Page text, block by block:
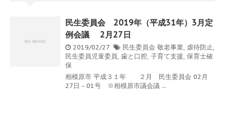
民生委員会 2019年（平成31年）3月定
例会議 2月27日
2019/02/27 民生委員会 敬老事業, 虐待防止,
民生委員児童委員, 歯と口腔, 子育て支援, 保育士確
保
相模原市 平成３１年 ２月 民生委員会 02月
27日－01号 ※相模原市議会議 ...